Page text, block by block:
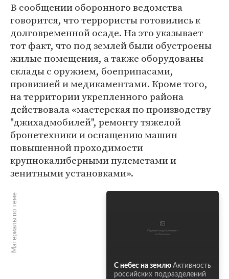
В сообщении оборонного ведомства
говорится, что террористы готовились к
долговременной осаде. На это указывает
тот факт, что под землей были обустроены
жилые помещения, а также оборудованы
склады с оружием, боеприпасами,
провизией и медикаментами. Кроме того,
на территории укрепленного района
действовала «мастерская по производству
"джихадмобилей", ремонту тяжелой
бронетехники и оснащению машин
повышенной проходимости
крупнокалиберными пулеметами и
зенитными установками».
Материалы по теме
С небес на землю Активность
российских подразделений